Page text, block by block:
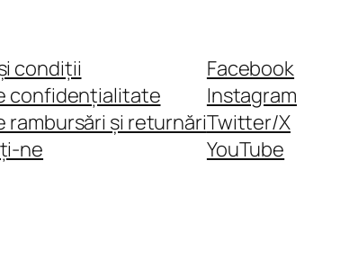
condiții
confidențialitate
rambursări și returnări
ne
Facebook
Instagram
Twitter/X
YouTube